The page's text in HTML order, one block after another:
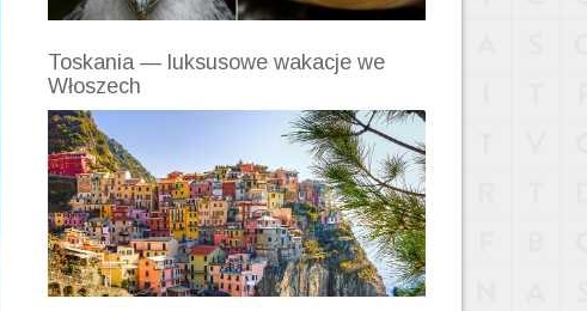
Toskania — luksusowe wakacje we
Włoszech